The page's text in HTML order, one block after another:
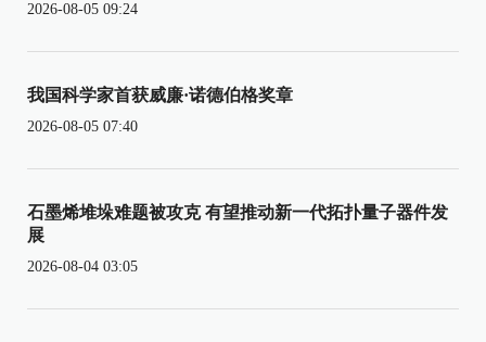
2026-08-05 09:24
我国科学家首获威廉·诺德伯格奖章
2026-08-05 07:40
石墨烯堆垛难题被攻克 有望推动新一代拓扑量子器件发
展
2026-08-04 03:05